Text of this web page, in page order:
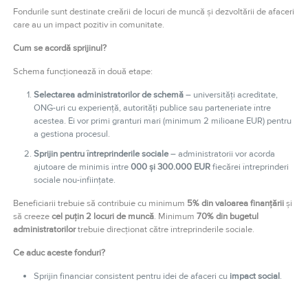
Fondurile sunt destinate creării de locuri de muncă și dezvoltării de afaceri
care au un impact pozitiv în comunitate.
Cum se acordă sprijinul?
Schema funcționează în două etape:
Selectarea administratorilor de schemă– universități acreditate,
ONG-uri cu experiență, autorități publice sau parteneriate între
acestea. Ei vor primi granturi mari (minimum 2 milioane EUR) pentru
a gestiona procesul.
Sprijin pentru întreprinderile sociale– administratorii vor acorda
ajutoare de minimis între000 și 300.000 EURfiecărei întreprinderi
sociale nou-înființate.
Beneficiarii trebuie să contribuie cu minimum 5% din valoarea finanțăriiși
să creezecel puțin 2 locuri de muncă. Minimum70% din bugetul
administratorilortrebuie direcționat către întreprinderile sociale.
Ce aduc aceste fonduri?
Sprijin financiar consistent pentru idei de afaceri cu impact social.